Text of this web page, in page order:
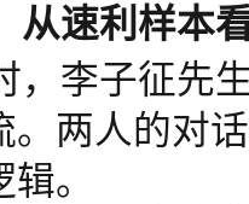
从速利样本
，李子征先
。两人的对
。